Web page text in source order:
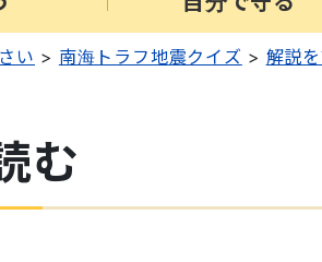
い 南海トラフ地震クイズ 解説
む